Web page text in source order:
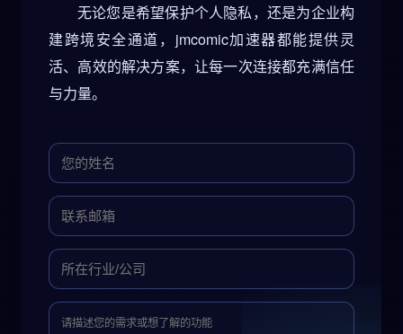
无论您是希望保护个人隐私，还是为企业构
建跨境安全通道，jmcomic加速器都能提供灵
活、高效的解决方案，让每一次连接都充满信任
与力量。